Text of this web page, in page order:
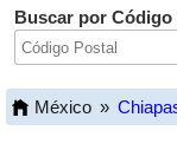
Buscar por Código
México »